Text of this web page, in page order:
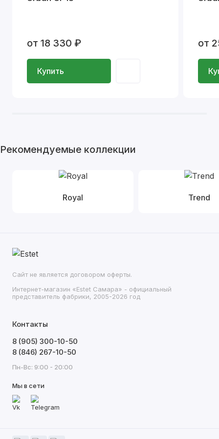
от 18 330 ₽
Купить
от
Рекомендуемые коллекции
Royal Trend
Сайт не является договором оферты.
Интернет-магазин «Estet Самара» - официальный
представитель фабрики, 2005-2026 год
Контакты
8 (905) 300-10-50
8 (846) 267-10-50
Пн-Вс: 9:00 - 20:00
Мы в сети